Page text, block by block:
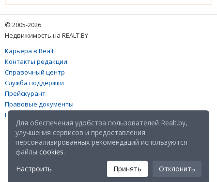
© 2005-2026
Недвижимость на REALT.BY
Карьера в Realt
Контакты редакции
Справочный центр
Служба поддержки
Прейскурант
Правовые документы
Настройка файлов cookies
Для обеспечения удобства пользователей Realt.by,
улучшения сервисов и предоставления
персонализированных рекомендаций используются
файлы cookies.
Настроить
Принять Отклонить